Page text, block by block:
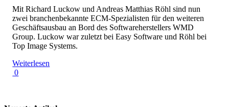
Mit Richard Luckow und Andreas Matthias Röhl sind nun
zwei branchenbekannte ECM-Spezialisten für den weiteren
Geschäftsausbau an Bord des Softwareherstellers WMD
Group. Luckow war zuletzt bei Easy Software und Röhl bei
Top Image Systems.
Weiterlesen
0